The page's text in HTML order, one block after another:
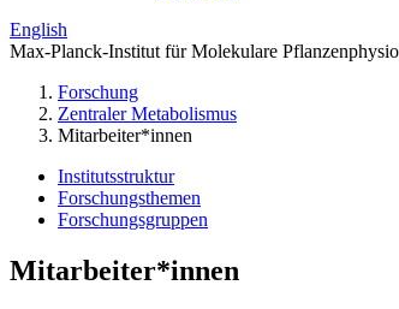
English
Max-Planck-Institut für Molekulare
Forschung
Zentraler Metabolismus
Mitarbeiter*innen
Institutsstruktur
Forschungsthemen
Forschungsgruppen
Mitarbeiter*innen